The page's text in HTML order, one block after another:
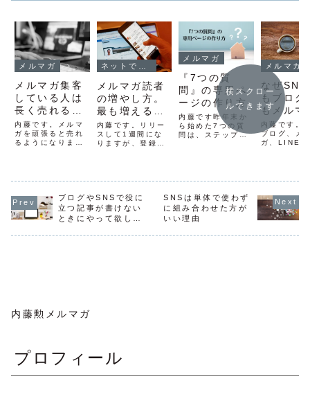
メルマガ
メルマガ集客
している人は
長く売れる法
則
内藤です。メルマ
ガを頑張ると売れ
るようになりま
いる人の共通点は
メルマガをやって
るってことなんで
すよね。例えば、
メルマガ読者
の増やし方。
最も増える方
法は紹介され
ること。
内藤です。リリー
スして1週間にな
りますが、登録し
削除しています）
→ 個人ビジネス
のためのWEB集客
の教科書本当にあ
メルマガ
『7つの質
問』の専用ペ
ージの作り方
内藤です昨年末か
ら始めた7つの質
問は、ステップメ
が送られてきま
別の返信で答える
こともできます
が、回答専用のペ
ージも用意してい
ます。参加してく
メルマガ
なぜ
もブログ
もメルマ
重視して
か
内藤です。
ブログ、メ
ガ、
がメルマガ
今どき古い
うかもしれ
横スクロー
ルできます
ブログやSNSで役に
立つ記事が書けない
ときにやって欲しい
SNSは単体で使わず
に組み合わせた方が
いい理由
内藤勲メルマガ
プロフィール